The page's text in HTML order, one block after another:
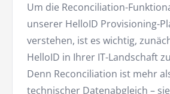
Um die Reconciliation-
unserer HelloID Provisioning-
verstehen, ist es wichtig,
HelloID in Ihrer IT-Landschaft
Denn Reconciliation ist mehr
technischer Datenabgleich –